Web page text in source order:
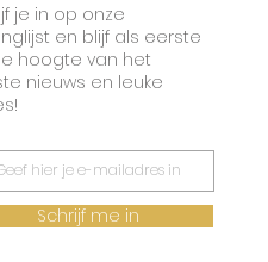
je in op onze
en blijf als eerste
hoogte van het
nieuws en leuke
Schrijf me in